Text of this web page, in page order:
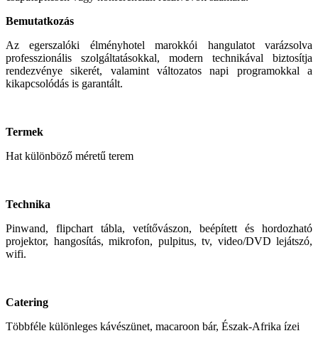
Bemutatkozás
Az egerszalóki élményhotel marokkói hangulatot varázsolva
professzionális szolgáltatásokkal, modern technikával biztosítja
rendezvénye sikerét, valamint változatos napi programokkal a
kikapcsolódás is garantált.
Termek
Hat különböző méretű terem
Technika
Pinwand, flipchart tábla, vetítővászon, beépített és hordozható
projektor, hangosítás, mikrofon, pulpitus, tv, video/DVD lejátszó,
wifi.
Catering
Többféle különleges kávészünet, macaroon bár, Észak-Afrika ízei